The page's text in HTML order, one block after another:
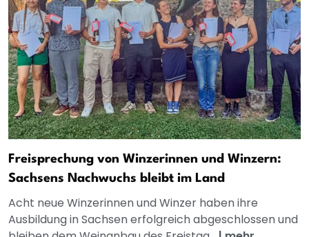
Freisprechung von Winzerinnen und Winzern:
Sachsens Nachwuchs bleibt im Land
Acht neue Winzerinnen und Winzer haben ihre
Ausbildung in Sachsen erfolgreich abgeschlossen und